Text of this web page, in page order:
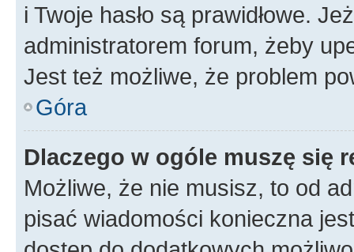
i Twoje hasło są prawidłowe.
administratorem forum, żeby
Jest też możliwe, że problem
Góra
Dlaczego w ogóle muszę się
Możliwe, że nie musisz, to od
pisać wiadomości konieczna